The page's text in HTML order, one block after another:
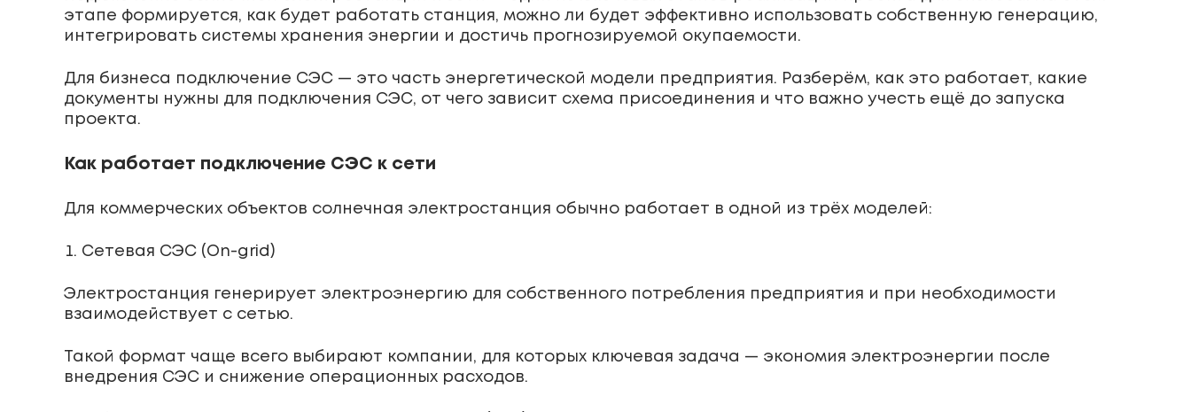
этапе формируется, как будет работать станция, можно ли будет эффективно использовать собственную генерацию,
интегрировать системы хранения энергии и достичь прогнозируемой окупаемости.
Для бизнеса подключение СЭС — это часть энергетической модели предприятия. Разберём, как это работает, какие
документы нужны для подключения СЭС, от чего зависит схема присоединения и что важно учесть ещё до запуска
проекта.
Как работает подключение СЭС к сети
Для коммерческих объектов солнечная электростанция обычно работает в одной из трёх моделей:
Сетевая СЭС (On-grid)
Электростанция генерирует электроэнергию для собственного потребления предприятия и при необходимости
взаимодействует с сетью.
Такой формат чаще всего выбирают компании, для которых ключевая задача — экономия электроэнергии после
внедрения СЭС и снижение операционных расходов.